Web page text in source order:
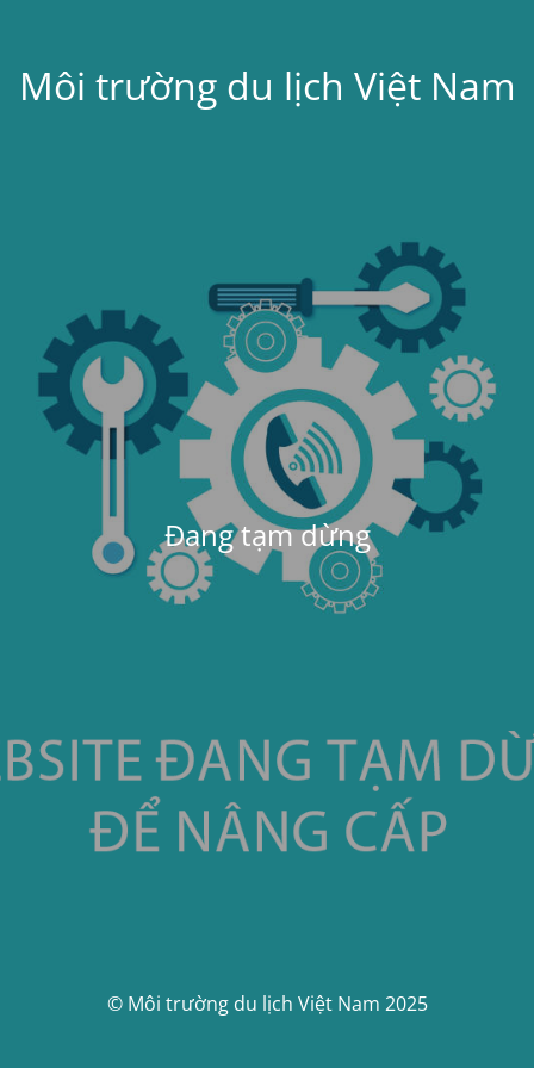
Môi trường du lịch Việt Nam
Đang tạm dừng
© Môi trường du lịch Việt Nam 2025